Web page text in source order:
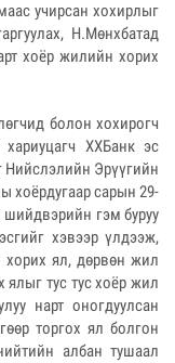
учирсан хохирлыг
Н.Мөнхбатад
хоёр жилийн хорих
болон хохирогч
ХХБанк эс
Нийслэлийн Эрүүгийн
хоёрдугаар сарын 29-
гэм буруу
хэвээр үлдээж,
ял, дөрвөн жил
ялыг тус тус хоёр жил
нарт оногдуулсан
торгох ял болгон
албан тушаал